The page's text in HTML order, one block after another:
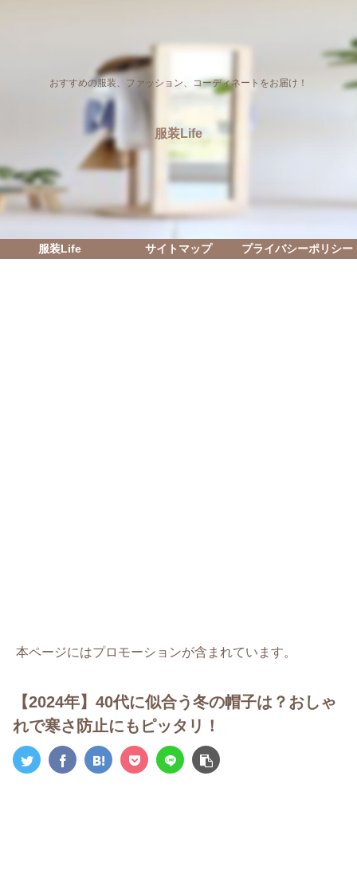
おすすめの服装、ファッション、コーディネートをお届け！
服装Life
服装Life サイトマップ プライバシーポリシー
本ページにはプロモーションが含まれています。
【2024年】40代に似合う冬の帽子は？おしゃ
れで寒さ防止にもピッタリ！